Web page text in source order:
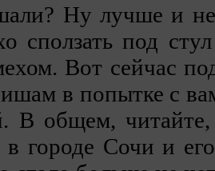
Ну лучше и
сползать под
Вот сейчас
в попытке с
В общем,
городе Сочи и